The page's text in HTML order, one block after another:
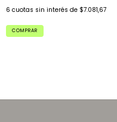
6 cuotas sin interés de $7.081,67
COMPRAR